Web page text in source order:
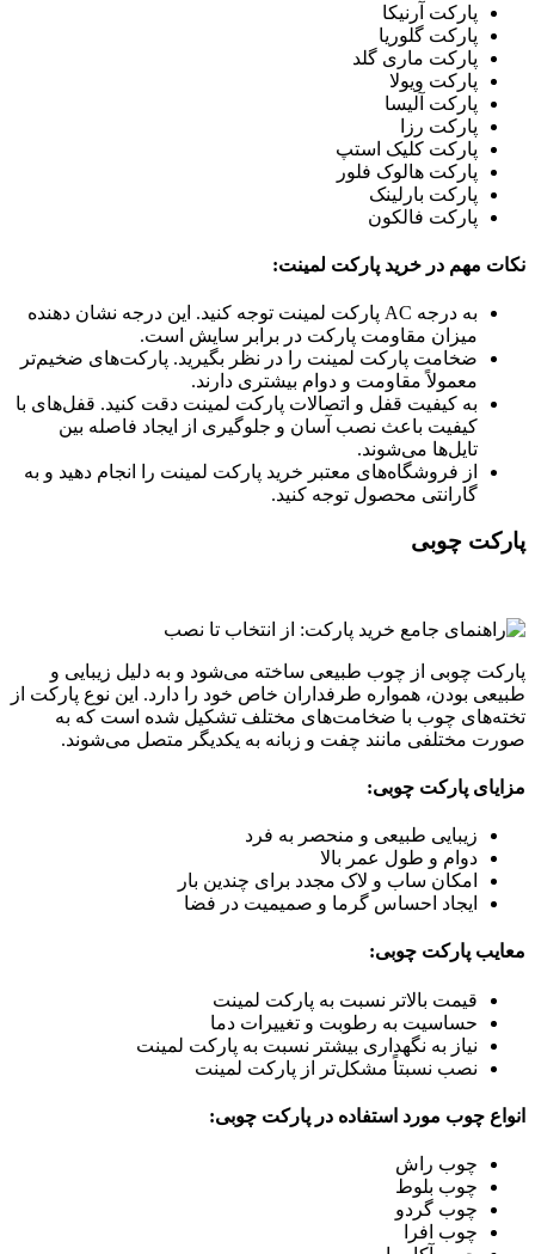
پارکت آرنیکا
پارکت گلوریا
پارکت ماری گلد
پارکت ویولا
پارکت آلیسا
پارکت رزا
پارکت کلیک استپ
پارکت هالوک فلور
پارکت بارلینک
پارکت فالکون
نکات مهم در خرید پارکت لمینت:
به درجه AC پارکت لمینت توجه کنید. این درجه نشان دهنده
میزان مقاومت پارکت در برابر سایش است.
ضخامت پارکت لمینت را در نظر بگیرید. پارکت‌های ضخیم‌تر
معمولاً مقاومت و دوام بیشتری دارند.
به کیفیت قفل و اتصالات پارکت لمینت دقت کنید. قفل‌های با
کیفیت باعث نصب آسان و جلوگیری از ایجاد فاصله بین
تایل‌ها می‌شوند.
از فروشگاه‌های معتبر خرید پارکت لمینت را انجام دهید و به
گارانتی محصول توجه کنید.
پارکت چوبی
پارکت چوبی از چوب طبیعی ساخته می‌شود و به دلیل زیبایی و
طبیعی بودن، همواره طرفداران خاص خود را دارد. این نوع پارکت از
تخته‌های چوب با ضخامت‌های مختلف تشکیل شده است که به
صورت مختلفی مانند چفت و زبانه به یکدیگر متصل می‌شوند.
مزایای پارکت چوبی:
زیبایی طبیعی و منحصر به فرد
دوام و طول عمر بالا
امکان ساب و لاک مجدد برای چندین بار
ایجاد احساس گرما و صمیمیت در فضا
معایب پارکت چوبی:
قیمت بالاتر نسبت به پارکت لمینت
حساسیت به رطوبت و تغییرات دما
نیاز به نگهداری بیشتر نسبت به پارکت لمینت
نصب نسبتاً مشکل‌تر از پارکت لمینت
انواع چوب مورد استفاده در پارکت چوبی:
چوب راش
چوب بلوط
چوب گردو
چوب افرا